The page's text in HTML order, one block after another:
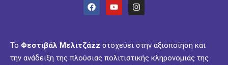
Το Φεστιβάλ Μελιτζάzz στοχεύει στην αξιοποίηση και
την ανάδειξη της πλούσιας πολιτιστικής κληρονομιάς της